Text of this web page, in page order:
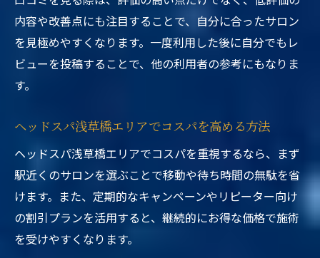
内容や改善点にも注目することで、自分に合ったサロン
を見極めやすくなります。一度利用した後に自分でもレ
ビューを投稿することで、他の利用者の参考にもなりま
す。
ヘッドスパ浅草橋エリアでコスパを高める方法
ヘッドスパ浅草橋エリアでコスパを重視するなら、まず
駅近くのサロンを選ぶことで移動や待ち時間の無駄を省
けます。また、定期的なキャンペーンやリピーター向け
の割引プランを活用すると、継続的にお得な価格で施術
を受けやすくなります。